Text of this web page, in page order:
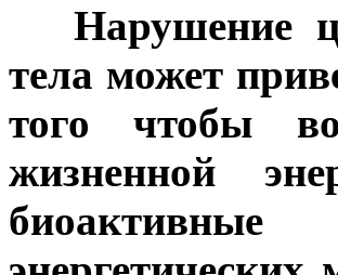
Нарушение
тела может
того чтобы
жизненной